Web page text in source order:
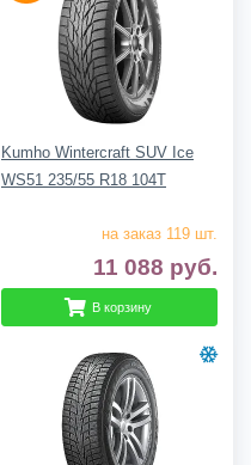
Kumho Wintercraft SUV Ice
WS51 235/55 R18 104T
на заказ 119 шт.
11 088 руб.
В корзину